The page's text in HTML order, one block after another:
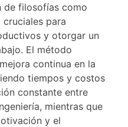
de filosofías como
cruciales para
y otorgar un
El método
continua en la
tiempos y costos
constante entre
mientras que
y el